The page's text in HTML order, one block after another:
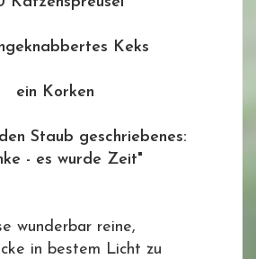
Keks
ein Korken
Staub geschriebenes:
- es wurde Zeit"
wunderbar reine,
in bestem Licht zu